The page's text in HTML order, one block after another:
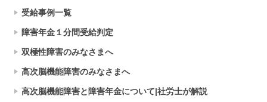
受給事例一覧
障害年金１分間受給判定
双極性障害のみなさまへ
高次脳機能障害のみなさまへ
高次脳機能障害と障害年金について|社労士が解説